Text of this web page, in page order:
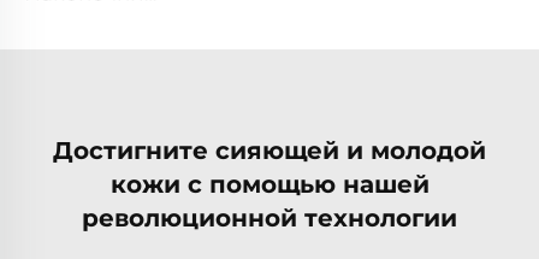
Достигните сияющей и молодой
кожи с помощью нашей
революционной технологии